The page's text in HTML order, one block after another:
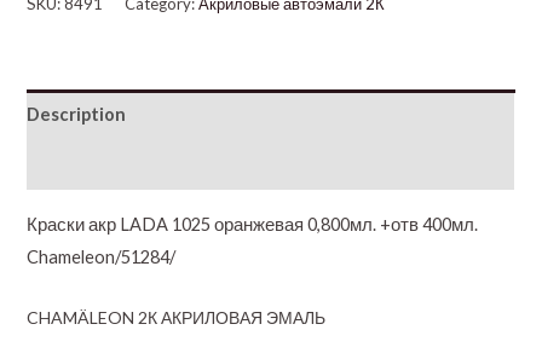
SKU:8491 Category:Акриловые автоэмали 2К
Description
Краски акр LADA 1025 оранжевая 0,800мл. +отв 400мл.
Chameleon/51284/
CHAMÄLEON 2К АКРИЛОВАЯ ЭМАЛЬ